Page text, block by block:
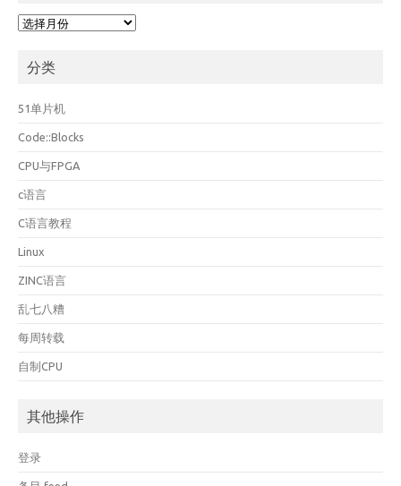
归
分类
51单片机
Code::Blocks
CPU与FPGA
c语言
C语言教程
Linux
ZINC语言
乱七八糟
每周转载
自制CPU
其他操作
登录